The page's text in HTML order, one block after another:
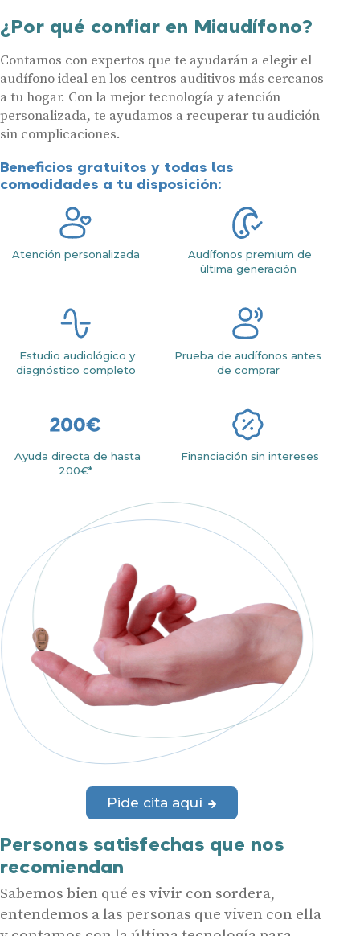
¿Por qué confiar en Miaudífono?
Contamos con expertos que te ayudarán a elegir el
audífono ideal en los centros auditivos más cercanos
a tu hogar. Con la mejor tecnología y atención
personalizada, te ayudamos a recuperar tu audición
sin complicaciones.
Beneficios gratuitos y todas las
comodidades a tu disposición:
Atención personalizada
Audífonos premium de
última generación
Estudio audiológico y
diagnóstico completo
Prueba de audífonos antes
de comprar
Ayuda directa de hasta
200€*
Financiación sin intereses
Pide cita aquí
Personas satisfechas que nos
recomiendan
Sabemos bien qué es vivir con sordera,
entendemos a las personas que viven con ella